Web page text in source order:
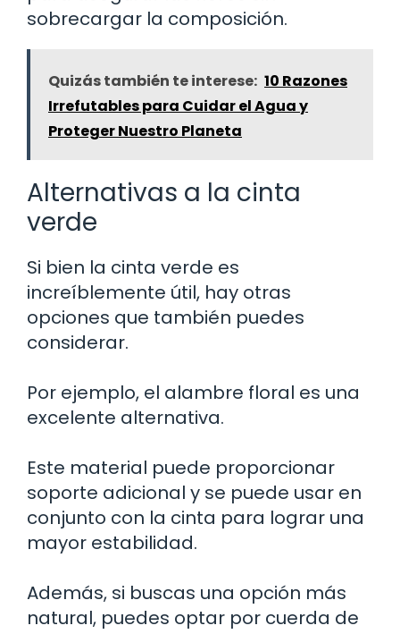
sobrecargar la composición.
Quizás también te interese: 10 Razones
Irrefutables para Cuidar el Agua y
Proteger Nuestro Planeta
Alternativas a la cinta
verde
Si bien la cinta verde es
increíblemente útil, hay otras
opciones que también puedes
considerar.
Por ejemplo, el alambre floral es una
excelente alternativa.
Este material puede proporcionar
soporte adicional y se puede usar en
conjunto con la cinta para lograr una
mayor estabilidad.
Además, si buscas una opción más
natural, puedes optar por cuerda de